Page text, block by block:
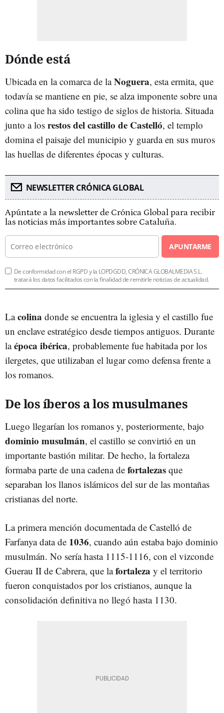
Dónde está
Ubicada en la comarca de laNoguera, esta ermita, que
todavía se mantiene en pie, se alza imponente sobre una
colina que ha sido testigo de siglos de historia. Situada
junto a los restos del castillo de Castelló, el templo
domina el paisaje del municipio y guarda en sus muros
las huellas de diferentes épocas y culturas.
NEWSLETTER CRÓNICA GLOBAL
Apúntate a la newsletter de Crónica Global para recibir
las noticias más importantes sobre Cataluña.
APUNTARME
De conformidad con el RGPD y la LOPDGDD, CRÓNICA GLOBALMEDIA S.L.
tratará los datos facilitados con la finalidad de remitirle noticias de actualidad.
Lacolina donde se encuentra la iglesia y el castillo fue
un enclave estratégico desde tiempos antiguos. Durante
laépoca ibérica, probablemente fue habitada por los
ilergetes, que utilizaban el lugar como defensa frente a
los romanos.
De los íberos a los musulmanes
Luego llegarían los romanos y, posteriormente, bajo
dominio musulmán, el castillo se convirtió en un
importante bastión militar. De hecho, la fortaleza
formaba parte de una cadena de fortalezas que
separaban los llanos islámicos del sur de las montañas
cristianas del norte.
La primera mención documentada de Castelló de
Farfanya data de 1036, cuando aún estaba bajo dominio
musulmán. No sería hasta 1115-1116, con el vizconde
Guerau II de Cabrera, que lafortaleza y el territorio
fueron conquistados por los cristianos, aunque la
consolidación definitiva no llegó hasta 1130.